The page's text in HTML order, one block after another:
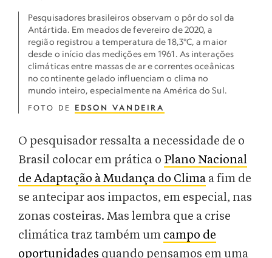
Pesquisadores brasileiros observam o pôr do sol da
Antártida. Em meados de fevereiro de 2020, a
região registrou a temperatura de 18,3°C, a maior
desde o início das medições em 1961. As interações
climáticas entre massas de ar e correntes oceânicas
no continente gelado influenciam o clima no
mundo inteiro, especialmente na América do Sul.
FOTO DE EDSON VANDEIRA
O pesquisador ressalta a necessidade de o
Brasil colocar em prática o Plano Nacional
de Adaptação à Mudança do Clima a fim de
se antecipar aos impactos, em especial, nas
zonas costeiras. Mas lembra que a crise
climática traz também um campo de
oportunidades quando pensamos em uma